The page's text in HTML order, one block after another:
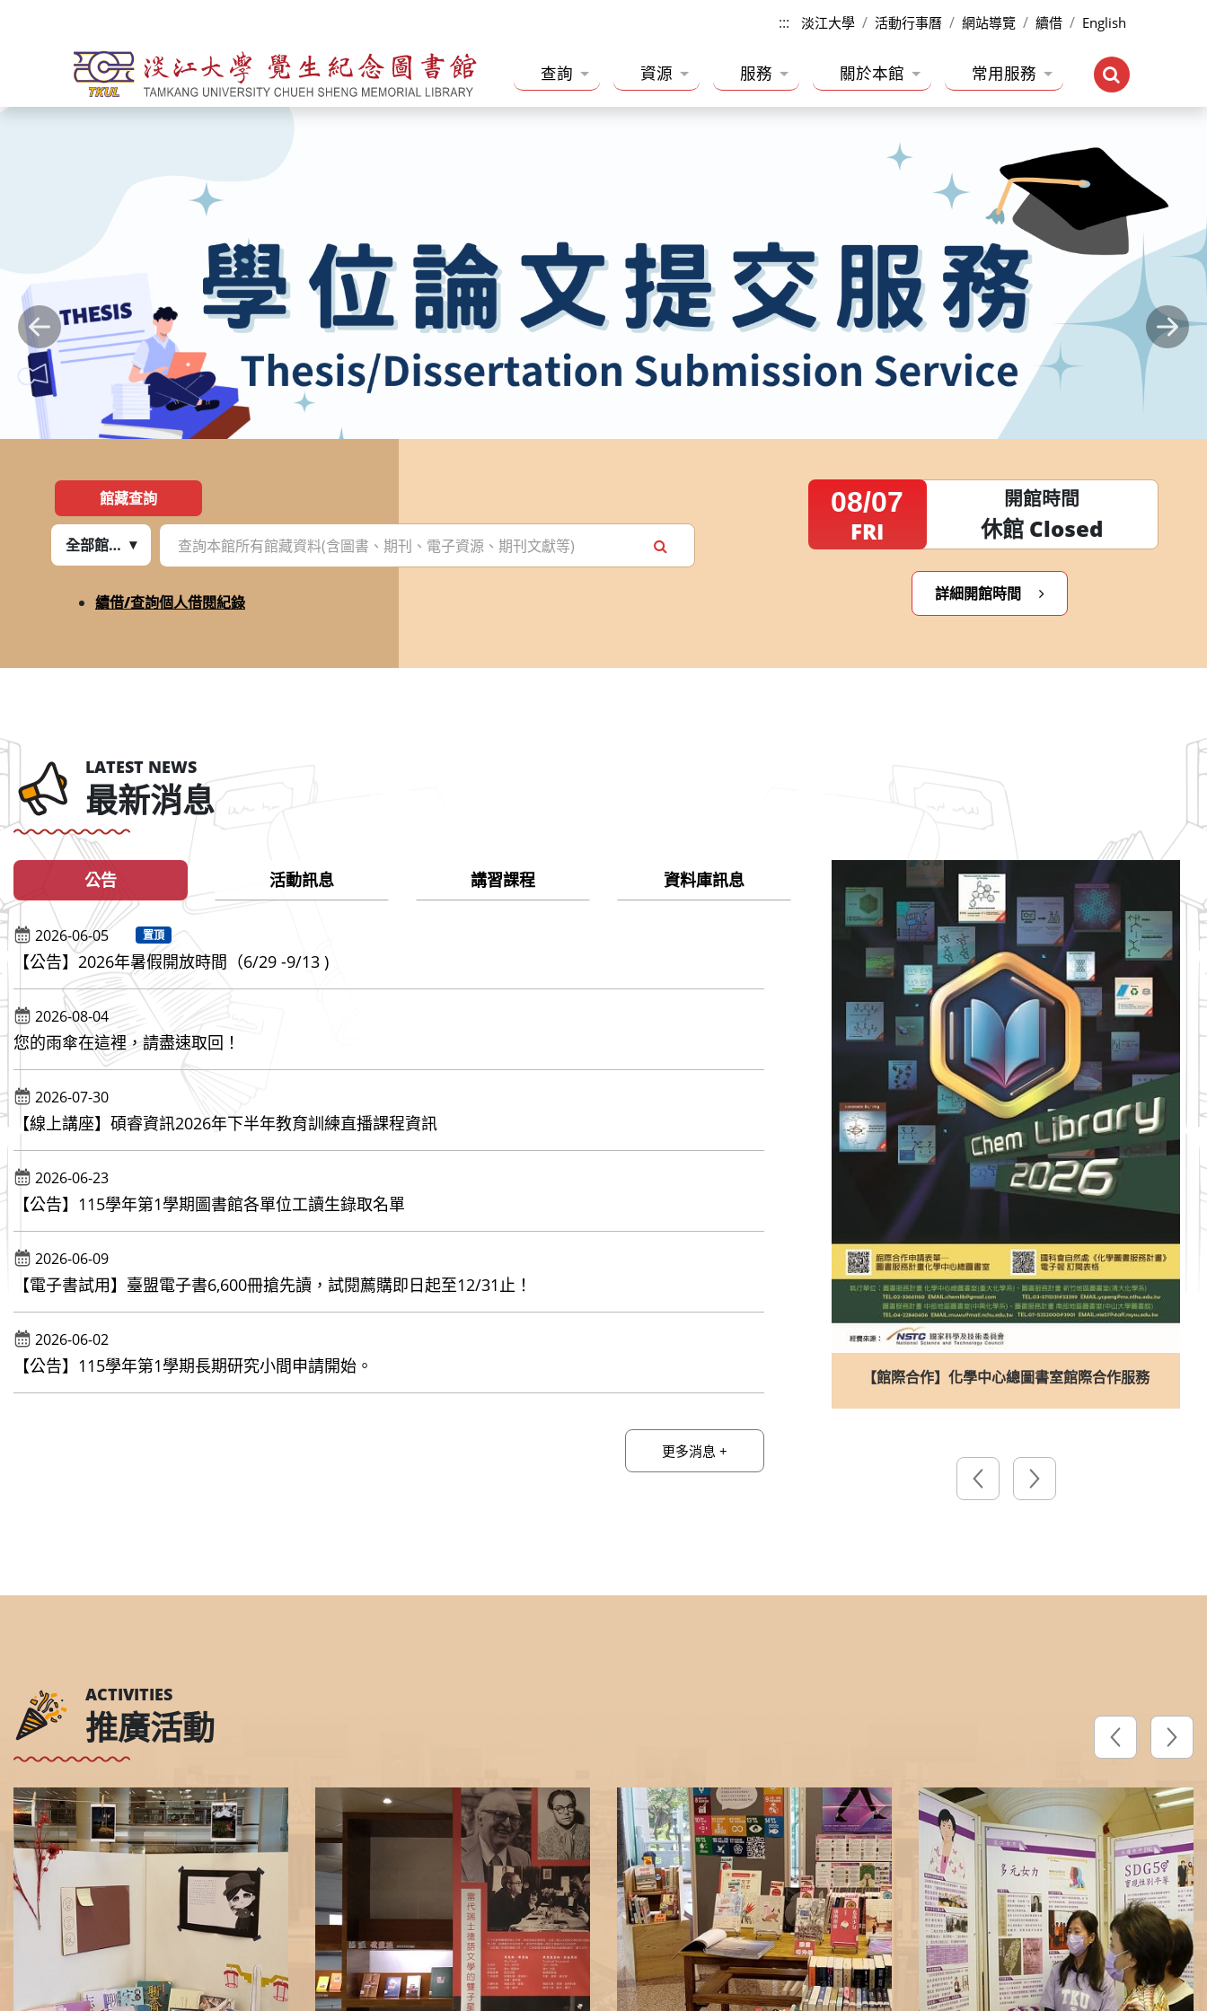
::: 淡江大學 活動行事曆 網站導覽 續借 English
查詢 資源 服務 關於本館 常用服務
Previous Next
館藏查詢
全部館藏
續借/查詢個人借閱紀錄
08/07
FRI
開館時間
休館 Closed
詳細開館時間
LATEST NEWS
最新消息
公告 活動訊息 講習課程 資料庫訊息
2026-06-05 置頂
【公告】2026年暑假開放時間（6/29 -9/13 )
2026-08-04
您的雨傘在這裡，請盡速取回！
2026-07-30
【線上講座】碩睿資訊2026年下半年教育訓練直播課程資訊
2026-06-23
【公告】115學年第1學期圖書館各單位工讀生錄取名單
2026-06-09
【電子書試用】臺盟電子書6,600冊搶先讀，試閱薦購即日起至12/31止！
2026-06-02
【公告】115學年第1學期長期研究小間申請開始。
更多消息 +
【線上講座】碩睿資訊2026年下半年教育訓練直
合理使用電子館藏資源宣導影片
ACTIVITIES
推廣活動